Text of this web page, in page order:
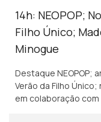
14h: NEOPOP;
Filho Único;
Minogue
Destaque NEOPOP;
Verão da Filho
em colaboração com